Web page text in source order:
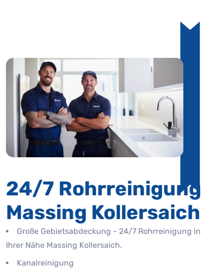
24/7 Rohrreinigung
Massing Kollersaich
Große Gebietsabdeckung - 24/7 Rohrreinigung in
Ihrer Nähe Massing Kollersaich.
Kanalreinigung